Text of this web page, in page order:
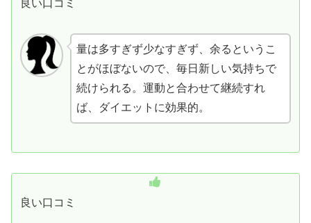
良い口コミ
量は多すぎず少なすぎず、余るというこ
とがほぼないので、毎日新しい気持ちで
続けられる。運動と合わせて継続すれ
ば、ダイエットに効果的。
良い口コミ